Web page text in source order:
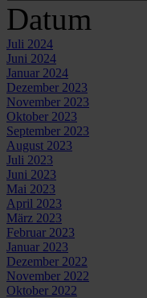
Datum
Juli 2024
Juni 2024
Januar 2024
Dezember 2023
November 2023
Oktober 2023
September 2023
August 2023
Juli 2023
Juni 2023
Mai 2023
April 2023
März 2023
Februar 2023
Januar 2023
Dezember 2022
November 2022
Oktober 2022